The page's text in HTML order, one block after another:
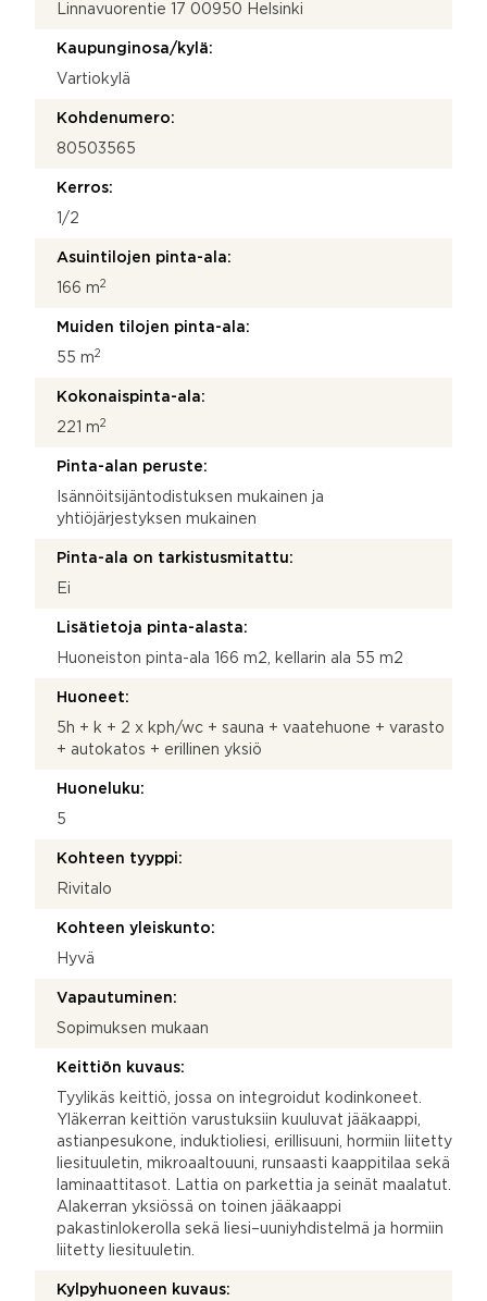
Linnavuorentie 17 00950 Helsinki
Kaupunginosa/kylä:
Vartiokylä
Kohdenumero:
80503565
Kerros:
1/2
Asuintilojen pinta-ala:
166 m2
Muiden tilojen pinta-ala:
55 m2
Kokonaispinta-ala:
221 m2
Pinta-alan peruste:
Isännöitsijäntodistuksen mukainen ja
yhtiöjärjestyksen mukainen
Pinta-ala on tarkistusmitattu:
Ei
Lisätietoja pinta-alasta:
Huoneiston pinta-ala 166 m2, kellarin ala 55 m2
Huoneet:
5h + k + 2 x kph/wc + sauna + vaatehuone + varasto
+ autokatos + erillinen yksiö
Huoneluku:
5
Kohteen tyyppi:
Rivitalo
Kohteen yleiskunto:
Hyvä
Vapautuminen:
Sopimuksen mukaan
Keittiön kuvaus:
Tyylikäs keittiö, jossa on integroidut kodinkoneet.
Yläkerran keittiön varustuksiin kuuluvat jääkaappi,
astianpesukone, induktioliesi, erillisuuni, hormiin liitetty
liesituuletin, mikroaaltouuni, runsaasti kaappitilaa sekä
laminaattitasot. Lattia on parkettia ja seinät maalatut.
Alakerran yksiössä on toinen jääkaappi
pakastinlokerolla sekä liesi–uuniyhdistelmä ja hormiin
liitetty liesituuletin.
Kylpyhuoneen kuvaus: